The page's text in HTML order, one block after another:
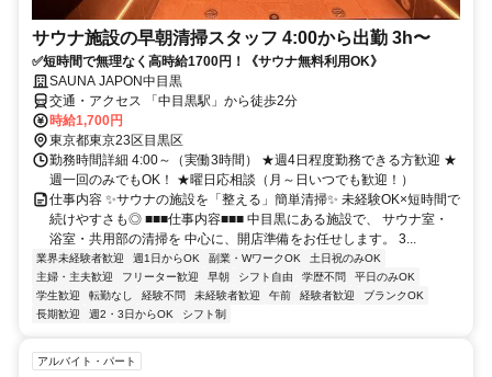
サウナ施設の早朝清掃スタッフ 4:00から出勤 3h〜
✅短時間で無理なく高時給1700円！《サウナ無料利用OK》
SAUNA JAPON中目黒
交通・アクセス 「中目黒駅」から徒歩2分
時給1,700円
東京都東京23区目黒区
勤務時間詳細 4:00～（実働3時間） ★週4日程度勤務できる方歓迎 ★
週一回のみでもOK！ ★曜日応相談（月～日いつでも歓迎！）
仕事内容 ✨サウナの施設を「整える」簡単清掃✨ 未経験OK×短時間で
続けやすさも◎ ■■■仕事内容■■■ 中目黒にある施設で、 サウナ室・
浴室・共用部の清掃を 中心に、開店準備をお任せします。 3...
業界未経験者歓迎 週1日からOK 副業・WワークOK
土日祝のみOK
主婦・主夫歓迎
フリーター歓迎 早朝 シフト自由 学歴不問
平日のみOK
学生歓迎
転勤なし 経験不問 未経験者歓迎 午前 経験者歓迎
ブランクOK
長期歓迎
週2・3日からOK シフト制
アルバイト・パート